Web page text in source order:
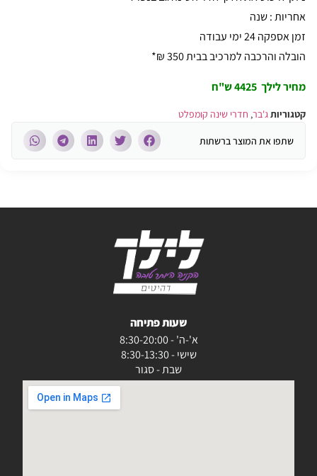
אחריות : שנה
זמן אספקה 24 ימי עבודה
הובלה והרכבה למרכיב בבית 350 ₪*
מחיר לילך 4425 ש"ח
קטגוריותג'בר, חדרי שינה קומפלט
שתפו את המוצר ברשתות
שעות פתיחה
א'-ה' - 8:30-20:00
שישי - 8:30-13:30
שבת - סגור